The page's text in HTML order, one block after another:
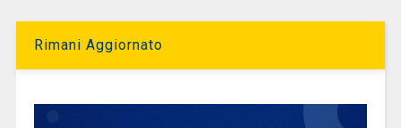
Rimani Aggiornato